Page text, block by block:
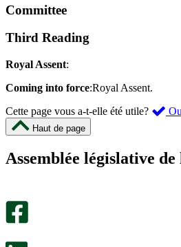
Committee
Third Reading
Royal Assent:
Coming into force:Royal Assent.
Cette page vous a-t-elle été utile?
Haut de page
Assemblée législative